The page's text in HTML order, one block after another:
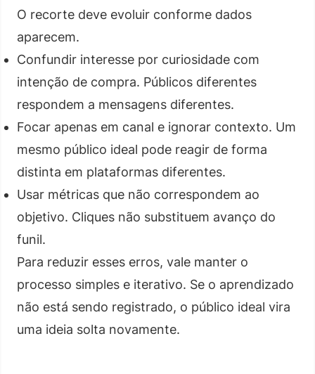
O recorte deve evoluir conforme dados
aparecem.
Confundir interesse por curiosidade com
intenção de compra. Públicos diferentes
respondem a mensagens diferentes.
Focar apenas em canal e ignorar contexto. Um
mesmo público ideal pode reagir de forma
distinta em plataformas diferentes.
Usar métricas que não correspondem ao
objetivo. Cliques não substituem avanço do
funil.
Para reduzir esses erros, vale manter o
processo simples e iterativo. Se o aprendizado
não está sendo registrado, o público ideal vira
uma ideia solta novamente.